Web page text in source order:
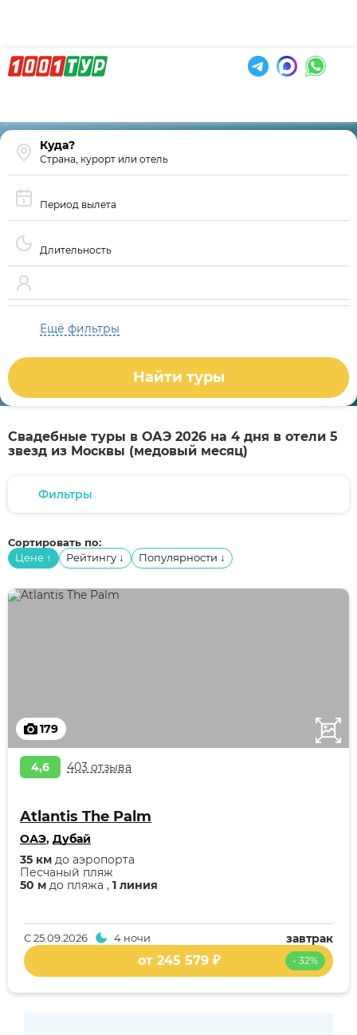
Страна, курорт или отель
Период вылета
Длительность
Ещё фильтры
Найти туры
Свадебные туры в ОАЭ 2026 на 4 дня в отели 5
звезд из Москвы (медовый месяц)
Фильтры
Сортировать по:
Цене ↑ Рейтингу ↓ Популярности ↓
179
4,6 403 отзыва
Atlantis The Palm
ОАЭ, Дубай
50 м до пляжа , 1 линия
Песчаный пляж
35 км до аэропорта
завтрак
С25.09.2026 4 ночи
- 32%
от 245 579 ₽